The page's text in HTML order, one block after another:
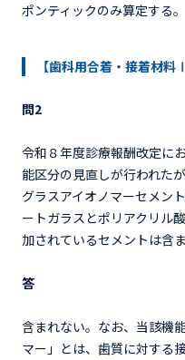
ポンティックのみ算定する。
【歯科用合着・接着材料Ⅰ
問2
令和８年度診療報酬改定に
能区分の見直しが行われた
グラスアイオノマーセメン
ートガラスとポリアクリル
加されているセメントは含
答
含まれない。なお、当該機
マー」とは、歯質に対する